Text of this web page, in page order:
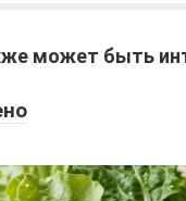
может быть